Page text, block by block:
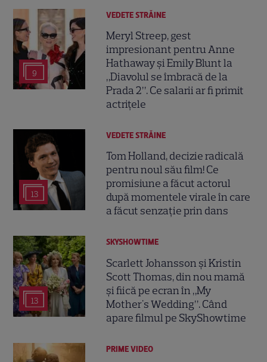
9
VEDETE STRĂINE
Meryl Streep, gest
impresionant pentru Anne
Hathaway și Emily Blunt la
„Diavolul se îmbracă de la
Prada 2”. Ce salarii ar fi primit
actrițele
13
VEDETE STRĂINE
Tom Holland, decizie radicală
pentru noul său film! Ce
promisiune a făcut actorul
după momentele virale în care
a făcut senzație prin dans
13
SKYSHOWTIME
Scarlett Johansson și Kristin
Scott Thomas, din nou mamă
și fiică pe ecran în „My
Mother's Wedding”. Când
apare filmul pe SkyShowtime
PRIME VIDEO